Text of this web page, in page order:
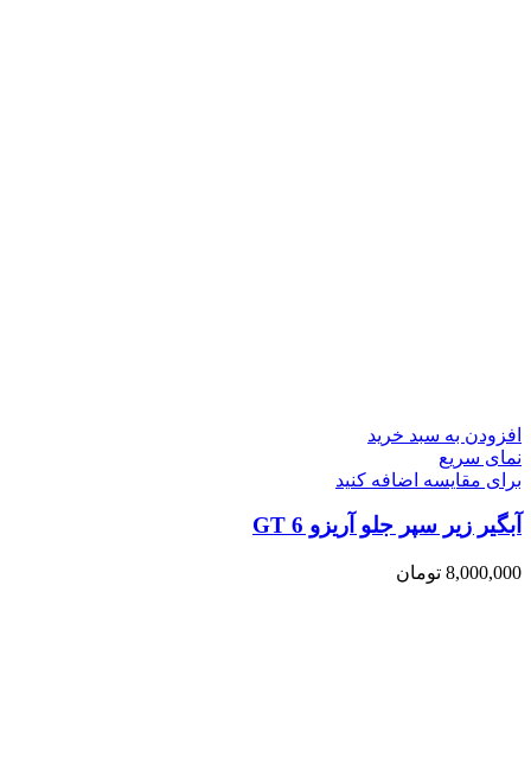
افزودن به سبد خرید
نمای سریع
برای مقایسه اضافه کنید
آبگیر زیر سپر جلو آریزو 6 GT
8,000,000 تومان